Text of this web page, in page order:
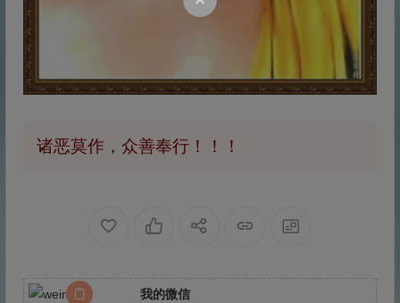
诸恶莫作，众善奉行！！！
我的微信